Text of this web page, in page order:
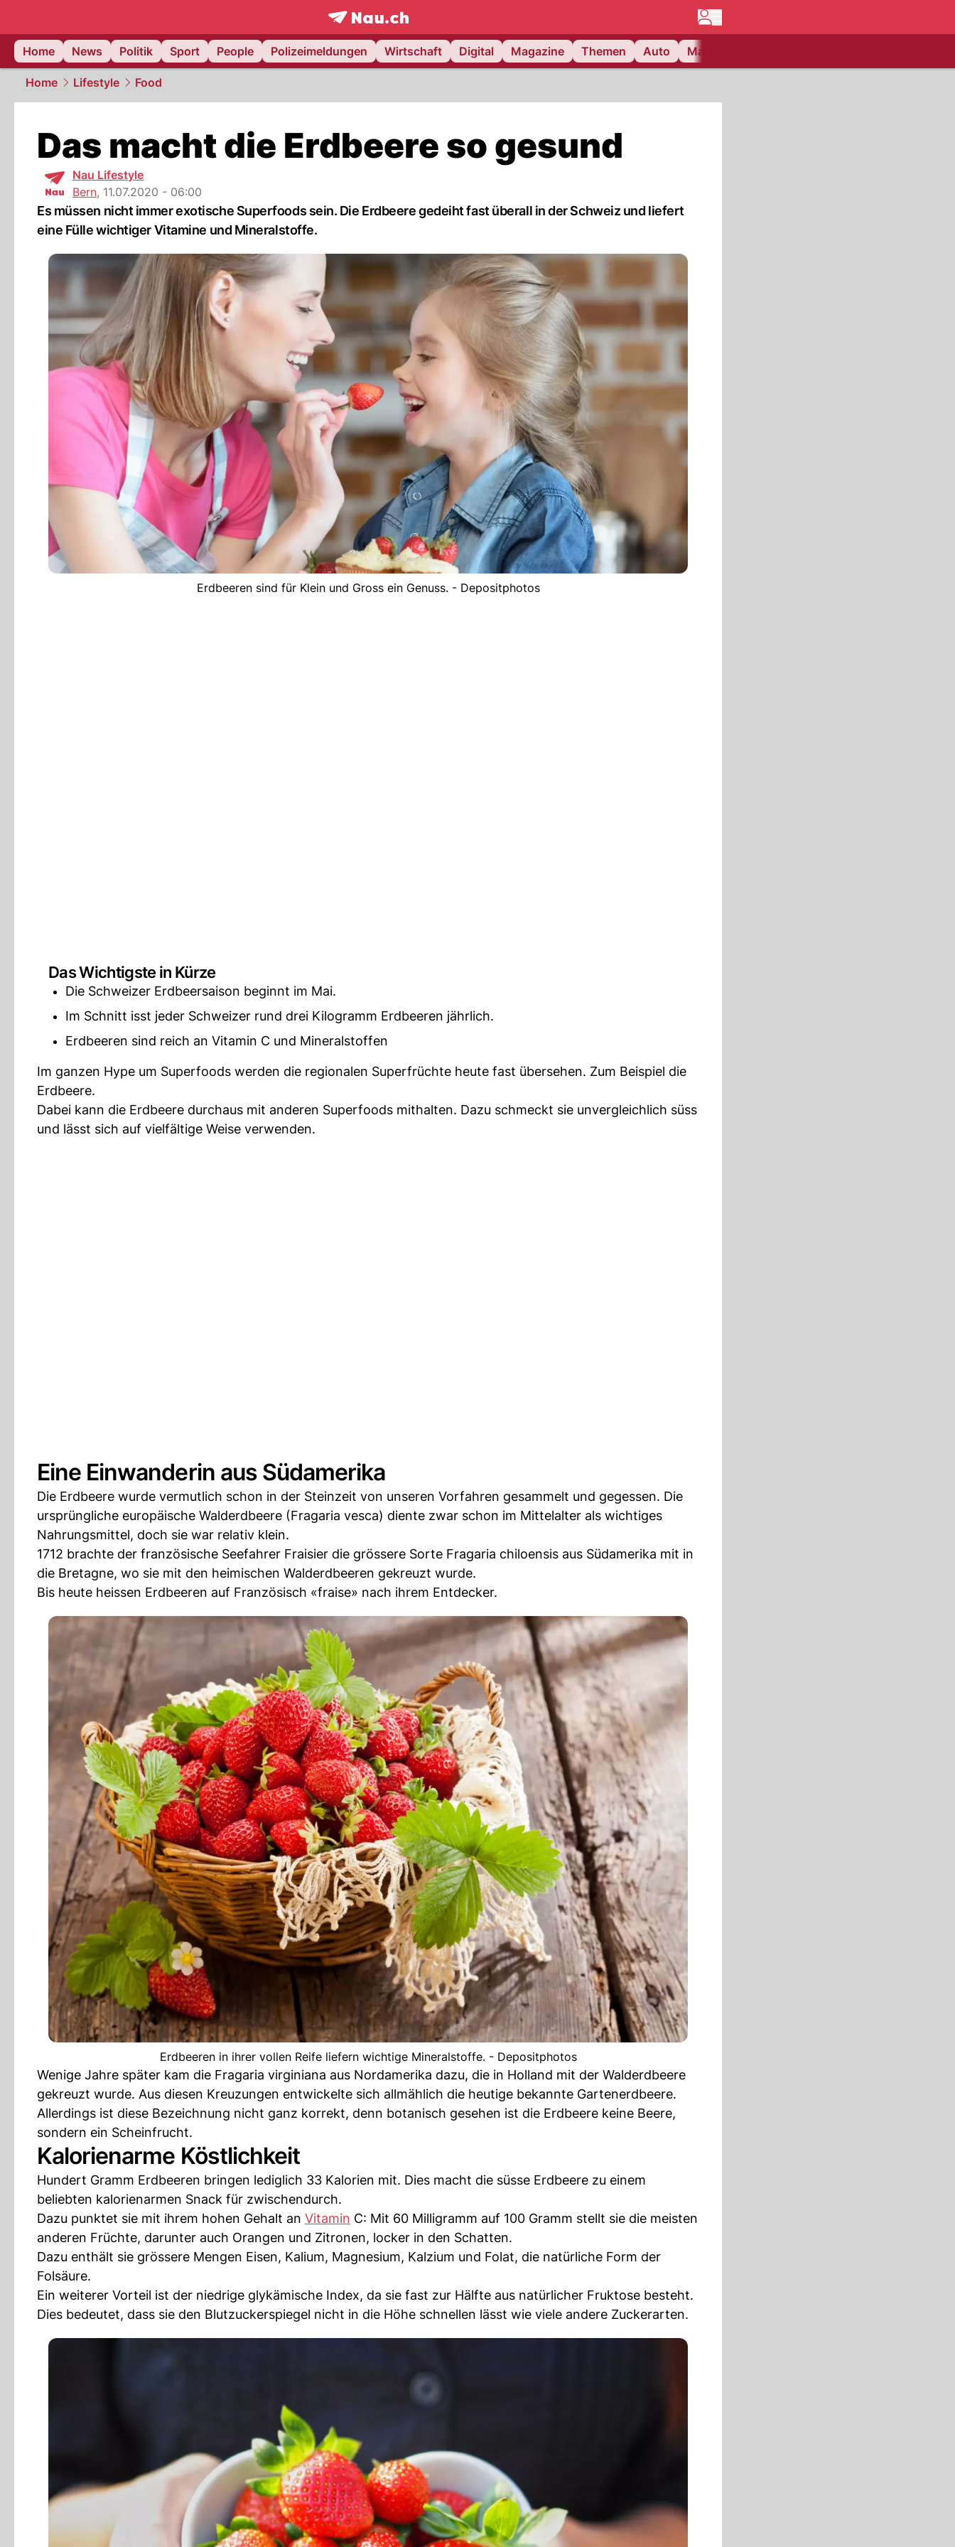
frontpage.NAU.ch
Home
News Politik Sport People Polizeimeldungen Wirtschaft Digital Magazine Themen Auto Matchcenter
Home Lifestyle Food
Das macht die Erdbeere so gesund
Nau Lifestyle
Bern, 11.07.2020 - 06:00
Es müssen nicht immer exotische Superfoods sein. Die Erdbeere gedeiht fast überall in der Schweiz und liefert
eine Fülle wichtiger Vitamine und Mineralstoffe.
Erdbeeren sind für Klein und Gross ein Genuss. - Depositphotos
Das Wichtigste in Kürze
Die Schweizer Erdbeersaison beginnt im Mai.
Im Schnitt isst jeder Schweizer rund drei Kilogramm Erdbeeren jährlich.
Erdbeeren sind reich an Vitamin C und Mineralstoffen
Im ganzen Hype um Superfoods werden die regionalen Superfrüchte heute fast übersehen. Zum Beispiel die
Erdbeere.
Dabei kann die Erdbeere durchaus mit anderen Superfoods mithalten. Dazu schmeckt sie unvergleichlich süss
und lässt sich auf vielfältige Weise verwenden.
Eine Einwanderin aus Südamerika
Die Erdbeere wurde vermutlich schon in der Steinzeit von unseren Vorfahren gesammelt und gegessen. Die
ursprüngliche europäische Walderdbeere (Fragaria vesca) diente zwar schon im Mittelalter als wichtiges
Nahrungsmittel, doch sie war relativ klein.
1712 brachte der französische Seefahrer Fraisier die grössere Sorte Fragaria chiloensis aus Südamerika mit in
die Bretagne, wo sie mit den heimischen Walderdbeeren gekreuzt wurde.
Bis heute heissen Erdbeeren auf Französisch «fraise» nach ihrem Entdecker.
Erdbeeren in ihrer vollen Reife liefern wichtige Mineralstoffe. - Depositphotos
Wenige Jahre später kam die Fragaria virginiana aus Nordamerika dazu, die in Holland mit der Walderdbeere
gekreuzt wurde. Aus diesen Kreuzungen entwickelte sich allmählich die heutige bekannte Gartenerdbeere.
Allerdings ist diese Bezeichnung nicht ganz korrekt, denn botanisch gesehen ist die Erdbeere keine Beere,
sondern ein Scheinfrucht.
Kalorienarme Köstlichkeit
Hundert Gramm Erdbeeren bringen lediglich 33 Kalorien mit. Dies macht die süsse Erdbeere zu einem
beliebten kalorienarmen Snack für zwischendurch.
Dazu punktet sie mit ihrem hohen Gehalt an Vitamin C: Mit 60 Milligramm auf 100 Gramm stellt sie die meisten
anderen Früchte, darunter auch Orangen und Zitronen, locker in den Schatten.
Dazu enthält sie grössere Mengen Eisen, Kalium, Magnesium, Kalzium und Folat, die natürliche Form der
Folsäure.
Ein weiterer Vorteil ist der niedrige glykämische Index, da sie fast zur Hälfte aus natürlicher Fruktose besteht.
Dies bedeutet, dass sie den Blutzuckerspiegel nicht in die Höhe schnellen lässt wie viele andere Zuckerarten.